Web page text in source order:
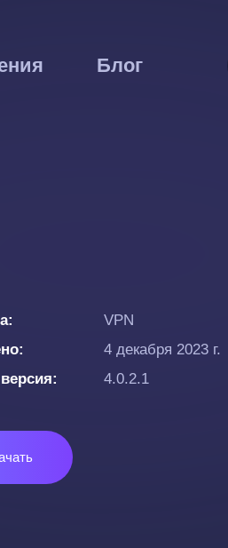
Блог
VPN
4 декабря 2023 г.
4.0.2.1